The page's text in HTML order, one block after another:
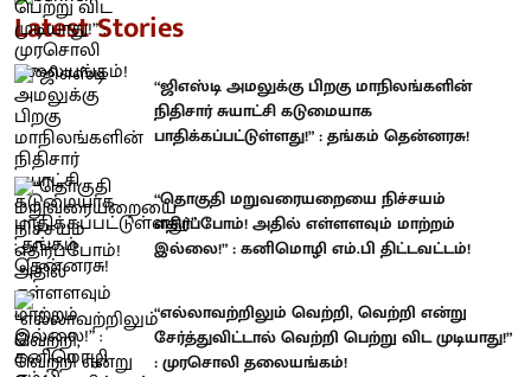
Latest Stories
“ஜிஎஸ்டி அமலுக்கு பிறகு மாநிலங்களின்
நிதிசார் சுயாட்சி கடுமையாக
பாதிக்கப்பட்டுள்ளது!” : தங்கம் தென்னரசு!
“தொகுதி மறுவரையறையை நிச்சயம்
எதிர்ப்போம்! அதில் எள்ளளவும் மாற்றம்
இல்லை!” : கனிமொழி எம்.பி திட்டவட்டம்!
“எல்லாவற்றிலும் வெற்றி, வெற்றி என்று
சேர்த்துவிட்டால் வெற்றி பெற்று விட முடியாது!”
: முரசொலி தலையங்கம்!